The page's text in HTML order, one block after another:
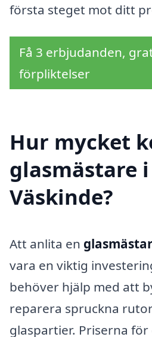
första steget mot ditt
Få 3 erbjudanden,
förpliktelser
Hur mycket
glasmästare i
Väskinde?
Att anlita en
vara en viktig
behöver hjälp med att
reparera spruckna
glaspartier. Priserna